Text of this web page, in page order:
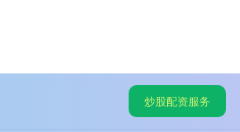
炒股配资服务